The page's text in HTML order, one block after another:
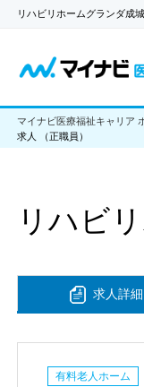
リハビリホームグランダ成
マイナビ医療福祉キャリア
求人 （正職員）
リハビ
求人詳細
有料老人ホーム